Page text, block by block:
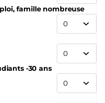
famille nombreuse
-30 ans